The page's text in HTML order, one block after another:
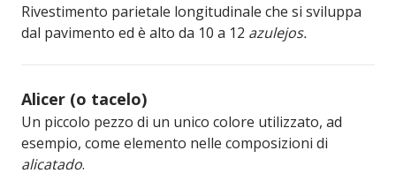
Rivestimento parietale longitudinale che si sviluppa
dal pavimento ed è alto da 10 a 12 azulejos.
Alicer (o tacelo)
Un piccolo pezzo di un unico colore utilizzato, ad
esempio, come elemento nelle composizioni di
alicatado.